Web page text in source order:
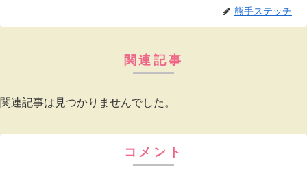
熊手ステッチ
関連記事
関連記事は見つかりませんでした。
コメント